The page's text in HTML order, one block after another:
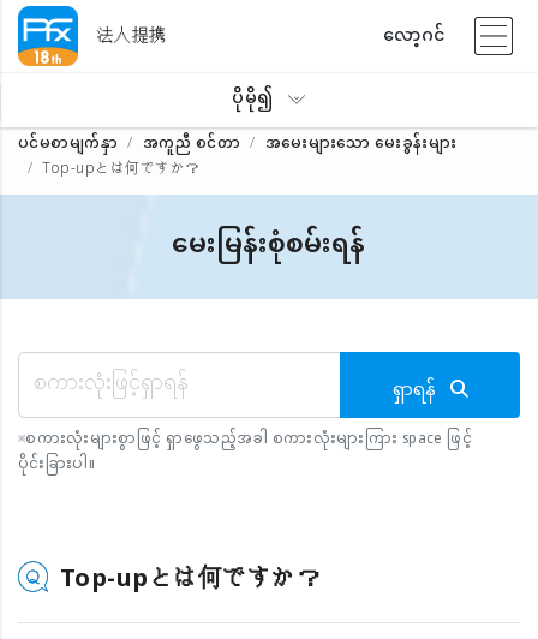
法人提携
လော့ဂင်
ပိုမို၍
ပင်မစာမျက်နှာ အကူညီ စင်တာ
အမေးများသော မေးခွန်းများ
Top-upとは何ですか？
မေးမြန်းစုံစမ်းရန်
ရှာရန်
※စကားလုံးများစွာဖြင့် ရှာဖွေသည့်အခါ စကားလုံးများကြား space ဖြင့်
ပိုင်းခြားပါ။
Top-upとは何ですか？